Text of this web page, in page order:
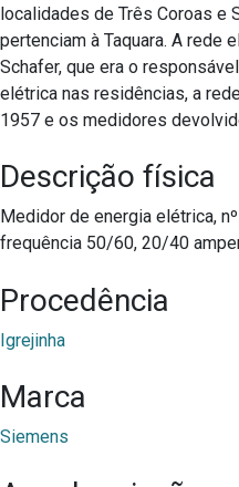
localidades de Três Coroas e
pertenciam à Taquara. A rede
Schafer, que era o
elétrica nas residências, a
1957 e os medidores
Descrição física
Medidor de energia elétrica, nº 30.478.125, 220 volts,
frequência 50/60, 20/40
Procedência
Igrejinha
Marca
Siemens